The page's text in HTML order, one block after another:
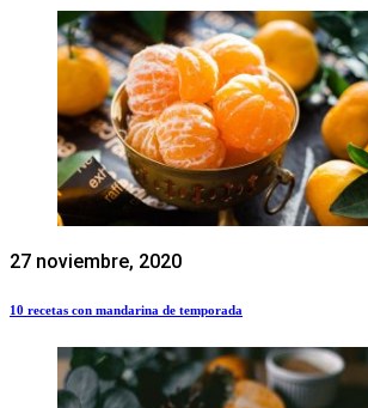
27 noviembre, 2020
10 recetas con mandarina de temporada